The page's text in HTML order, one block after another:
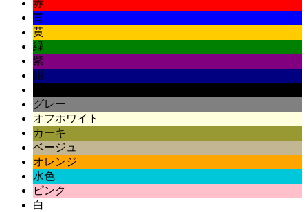
赤
青
黄
緑
紫
紺
グレー
オフホワイト
カーキ
ベージュ
オレンジ
水色
ピンク
白